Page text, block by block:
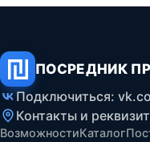
ПОСРЕДНИК
Подключиться:
Контакты и
ВозможностиКаталог